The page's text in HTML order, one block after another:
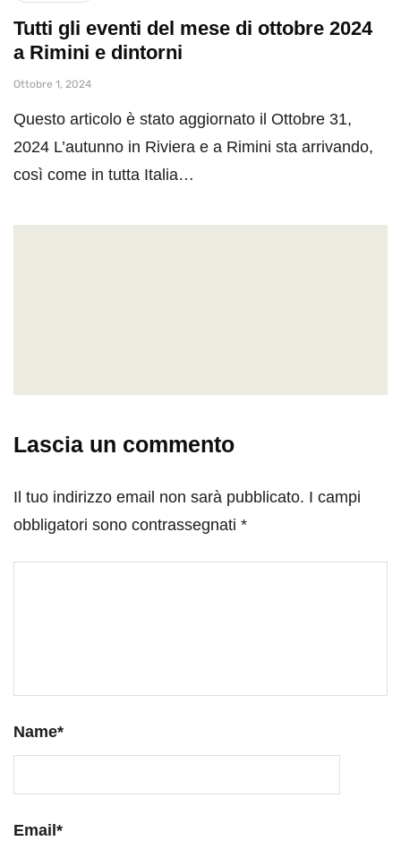
Tutti gli eventi del mese di ottobre 2024
a Rimini e dintorni
Ottobre 1, 2024
Questo articolo è stato aggiornato il Ottobre 31,
2024 L’autunno in Riviera e a Rimini sta arrivando,
così come in tutta Italia…
Lascia un commento
Il tuo indirizzo email non sarà pubblicato. I campi
obbligatori sono contrassegnati *
Name*
Email*